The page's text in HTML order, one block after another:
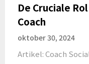
De Cruciale
Coach
oktober 30, 2024
Artikel: Coach